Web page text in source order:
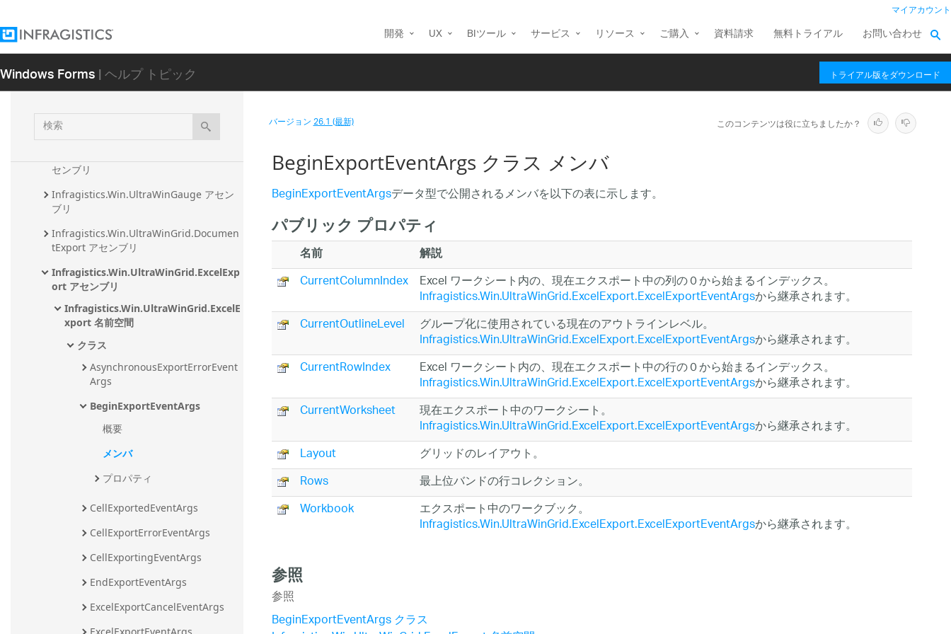
マイアカウント
開発 UX BIツール サービス リソース ご購入 資料請求 無料トライアル お問い合わせ
Windows Forms| ヘルプ トピック トライアル版をダウンロード
検
索
Infragistics.Win.UltraWinEditors アセン
ブリ
Infragistics.Win.UltraWinExplorerBar ア
センブリ
Infragistics.Win.UltraWinFormattedText
.WordWriter アセンブリ
センブリ
Infragistics.Win.UltraWinGauge アセン
ブリ
Infragistics.Win.UltraWinGrid.Documen
tExport アセンブリ
Infragistics.Win.UltraWinGrid.ExcelExp
ort アセンブリ
Infragistics.Win.UltraWinGrid.ExcelE
xport 名前空間
クラス
AsynchronousExportErrorEvent
Args
BeginExportEventArgs
概要
メンバ
プロパティ
CellExportedEventArgs
CellExportErrorEventArgs
CellExportingEventArgs
EndExportEventArgs
ExcelExportCancelEventArgs
バージョン26.1 (最新) このコンテンツは役に立ちましたか？
BeginExportEventArgs クラス メンバ
BeginExportEventArgsデータ型で公開されるメンバを以下の表に示します。
パブリック プロパティ
名前 解説
CurrentColumnIndex Excel ワークシート内の、現在エクスポート中の列の０から始まるインデックス。
Infragistics.Win.UltraWinGrid.ExcelExport.ExcelExportEventArgsから継承されます。
CurrentOutlineLevel
グループ化に使用されている現在のアウトラインレベル。
Infragistics.Win.UltraWinGrid.ExcelExport.ExcelExportEventArgsから継承されます。
CurrentRowIndex
Excel ワークシート内の、現在エクスポート中の行の０から始まるインデックス。
Infragistics.Win.UltraWinGrid.ExcelExport.ExcelExportEventArgsから継承されます。
CurrentWorksheet
現在エクスポート中のワークシート。
Infragistics.Win.UltraWinGrid.ExcelExport.ExcelExportEventArgsから継承されます。
Layout
グリッドのレイアウト。
Rows
最上位バンドの行コレクション。
Workbook
エクスポート中のワークブック。
Infragistics.Win.UltraWinGrid.ExcelExport.ExcelExportEventArgsから継承されます。
参照
参照
BeginExportEventArgs クラス